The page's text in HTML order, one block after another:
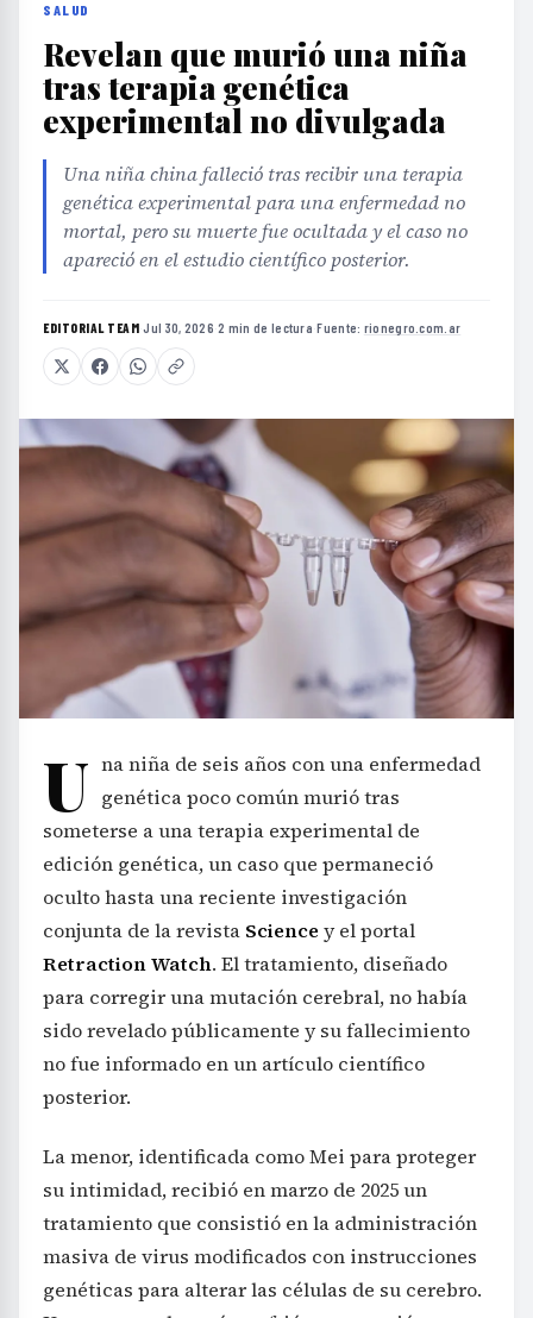
SALUD
Revelan que murió una niña
tras terapia genética
experimental no divulgada
Una niña china falleció tras recibir una terapia
genética experimental para una enfermedad no
mortal, pero su muerte fue ocultada y el caso no
apareció en el estudio científico posterior.
EDITORIAL TEAM·Jul 30, 2026·2 min de lectura·Fuente: rionegro.com.ar
U na niña de seis años con una enfermedad
genética poco común murió tras
someterse a una terapia experimental de
edición genética, un caso que permaneció
oculto hasta una reciente investigación
conjunta de la revista Science y el portal
Retraction Watch. El tratamiento, diseñado
para corregir una mutación cerebral, no había
sido revelado públicamente y su fallecimiento
no fue informado en un artículo científico
posterior.
La menor, identificada como Mei para proteger
su intimidad, recibió en marzo de 2025 un
tratamiento que consistió en la administración
masiva de virus modificados con instrucciones
genéticas para alterar las células de su cerebro.